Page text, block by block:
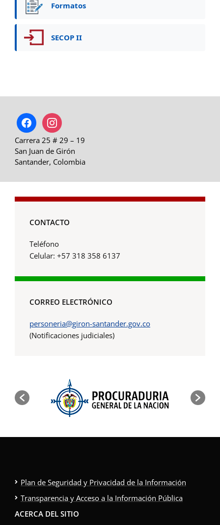
Formatos
SECOP II
facebookinstagram
Carrera 25 # 29 – 19
San Juan de Girón
Santander, Colombia
CONTACTO
Teléfono
Celular: +57 318 358 6137
CORREO ELECTRÓNICO
personeria@giron-santander.gov.co
(Notificaciones judiciales)
Plan de Seguridad y Privacidad de la Información
Transparencia y Acceso a la Información Pública
ACERCA DEL SITIO